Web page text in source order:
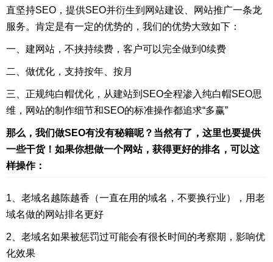
直坚持SEO，提供SEO并衍生到网站建设、网站推广一条龙
服务。肯定是有一定的优势的，我们的优势大致如下：
一、建网站，不挟持续费，客户可以完全做到0续费
二、做优化，支持按年、按月
三、正规纯白帽优化，从建站到SEO全程渗入纯白帽SEO思
维，网站的制作细节和SEO的标准操作都追求“多赢”
那么，我们做SEO有没有秘籍呢？当然有了，这里也要提供
一些干货！如果你想做一个网站，获得更好的排名，可以这
样操作：
1、老域名越陈越香（一直在用的域名，不要换行业），用老
域名做的网站排名更好
2、老域名如果被惩罚过可能会有很长时间的考察期，影响优
化效果